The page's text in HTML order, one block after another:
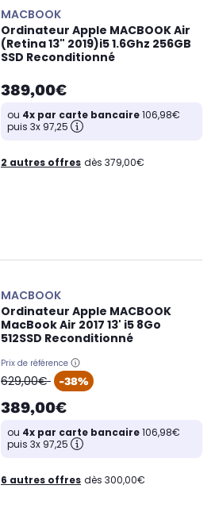
MACBOOK
Ordinateur Apple MACBOOK Air
(Retina 13" 2019)i5 1.6Ghz 256GB
SSD Reconditionné
389,00€
ou 4x par carte bancaire106,98€
puis 3x 97,25
2 autres offres dès 379,00€
MACBOOK
Ordinateur Apple MACBOOK
MacBook Air 2017 13' i5 8Go
512SSD Reconditionné
Prix de référence
oldPrice
629,00€ -38%
389,00€
ou 4x par carte bancaire106,98€
puis 3x 97,25
6 autres offres dès 300,00€